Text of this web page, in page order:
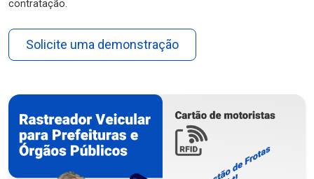
contratação.
Solicite uma demonstração